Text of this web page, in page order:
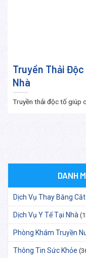
Truyền Thải Độc
Nhà
Truyền thải độc tố giúp
DANH
Dịch Vụ Thay Băng
Dịch Vụ Y Tế Tại Nhà
Phòng Khám Truyền
Thông Tin Sức Khỏe